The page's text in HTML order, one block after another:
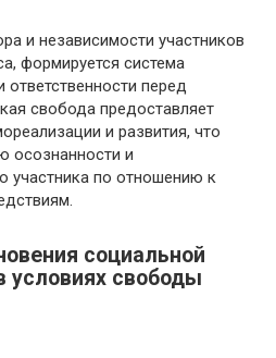
и независимости участников
формируется система
перед
свобода предоставляет
и развития, что
осознанности и
участника по отношению к
социальной
условиях свободы